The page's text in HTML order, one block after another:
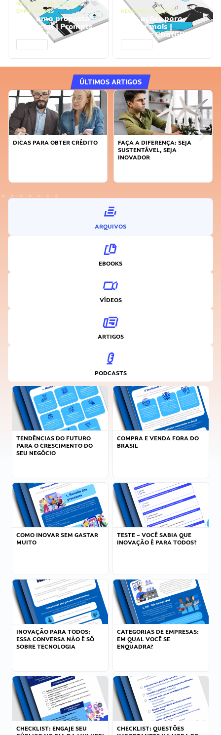
NEGÓCIOS, PROCESSOS
EMPRESARIAIS
Faça uma proposta
comercial | Prompts
ChatGPT
NEGÓCIOS, VENDAS
Faça ações para
vender mais |
Prompts ChatGPT
ÚLTIMOS ARTIGOS
DICAS PARA OBTER CRÉDITO
FAÇA A DIFERENÇA: SEJA
SUSTENTÁVEL, SEJA
INOVADOR
ARQUIVOS
EBOOKS
VÍDEOS
ARTIGOS
PODCASTS
TENDÊNCIAS DO FUTURO
PARA O CRESCIMENTO DO
SEU NEGÓCIO
COMPRA E VENDA FORA DO
BRASIL
COMO INOVAR SEM GASTAR
MUITO
TESTE – VOCÊ SABIA QUE
INOVAÇÃO É PARA TODOS?
INOVAÇÃO PARA TODOS:
ESSA CONVERSA NÃO É SÓ
SOBRE TECNOLOGIA
CATEGORIAS DE EMPRESAS:
EM QUAL VOCÊ SE
ENQUADRA?
CHECKLIST: ENGAJE SEU
CHECKLIST: QUESTÕES